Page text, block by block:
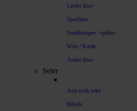
Læder liner
Sporliner
Støddæmper / splitter
Wire / Kæde
Andre liner
Seler
Anti-træk seler
Bilsele